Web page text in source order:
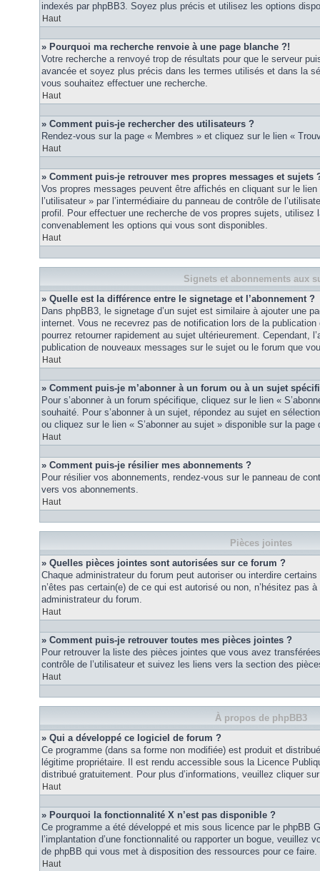
indexés par phpBB3. Soyez plus précis et utilisez les options
Haut
» Pourquoi ma recherche renvoie à une page blanche ?!
Votre recherche a renvoyé trop de résultats pour que le serveur
avancée et soyez plus précis dans les termes utilisés et dans la
vous souhaitez effectuer une recherche.
Haut
» Comment puis-je rechercher des utilisateurs ?
Rendez-vous sur la page « Membres » et cliquez sur le lien «
Haut
» Comment puis-je retrouver mes propres messages et sujets
Vos propres messages peuvent être affichés en cliquant sur le
l’utilisateur » par l’intermédiaire du panneau de contrôle de
profil. Pour effectuer une recherche de vos propres sujets, utilisez
convenablement les options qui vous sont disponibles.
Haut
Signets et abonnements aux
» Quelle est la différence entre le signetage et l’abonnement ?
Dans phpBB3, le signetage d’un sujet est similaire à ajouter une
internet. Vous ne recevrez pas de notification lors de la publication
pourrez retourner rapidement au sujet ultérieurement. Cependant,
publication de nouveaux messages sur le sujet ou le forum que
Haut
» Comment puis-je m’abonner à un forum ou à un sujet
Pour s’abonner à un forum spécifique, cliquez sur le lien «
souhaité. Pour s’abonner à un sujet, répondez au sujet en
ou cliquez sur le lien « S’abonner au sujet » disponible sur la page
Haut
» Comment puis-je résilier mes abonnements ?
Pour résilier vos abonnements, rendez-vous sur le panneau de
vers vos abonnements.
Haut
Pièces jointes
» Quelles pièces jointes sont autorisées sur ce forum ?
Chaque administrateur du forum peut autoriser ou interdire
n’êtes pas certain(e) de ce qui est autorisé ou non, n’hésitez pas
administrateur du forum.
Haut
» Comment puis-je retrouver toutes mes pièces jointes ?
Pour retrouver la liste des pièces jointes que vous avez
contrôle de l’utilisateur et suivez les liens vers la section des
Haut
À propos de phpBB3
» Qui a développé ce logiciel de forum ?
Ce programme (dans sa forme non modifiée) est produit et
légitime propriétaire. Il est rendu accessible sous la Licence
distribué gratuitement. Pour plus d’informations, veuillez cliquer
Haut
» Pourquoi la fonctionnalité X n’est pas disponible ?
Ce programme a été développé et mis sous licence par le phpBB
l’implantation d’une fonctionnalité ou rapporter un bogue, veuillez
de phpBB qui vous met à disposition des ressources pour ce faire.
Haut